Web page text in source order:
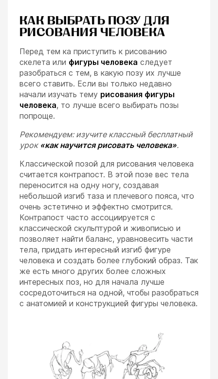
КАК ВЫБРАТЬ ПОЗУ ДЛЯ
РИСОВАНИЯ ЧЕЛОВЕКА
Перед тем ка приступить к рисованию
скелета или фигуры человека следует
разобраться с тем, в какую позу их лучше
всего ставить. Если вы только недавно
начали изучать тему рисования фигуры
человека, то лучше всего выбирать позы
попроще.
Рекомендуем: изучите классный бесплатный
урок«как научится рисовать человека».
Классической позой для рисования человека
считается контрапост. В этой позе вес тела
переносится на одну ногу, создавая
небольшой изгиб таза и плечевого пояса, что
очень эстетично и эффектно смотрится.
Контрапост часто ассоциируется с
классической скульптурой и живописью и
позволяет найти баланс, уравновесить части
тела, придать интересный изгиб фигуре
человека и создать более глубокий образ. Так
же есть много других более сложных
интересных поз, но для начала лучше
сосредоточиться на одной, чтобы разобраться
с анатомией и конструкцией фигуры человека.